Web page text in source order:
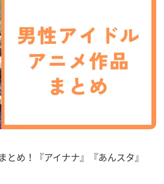
とめ！『アイナナ』『あんスタ』